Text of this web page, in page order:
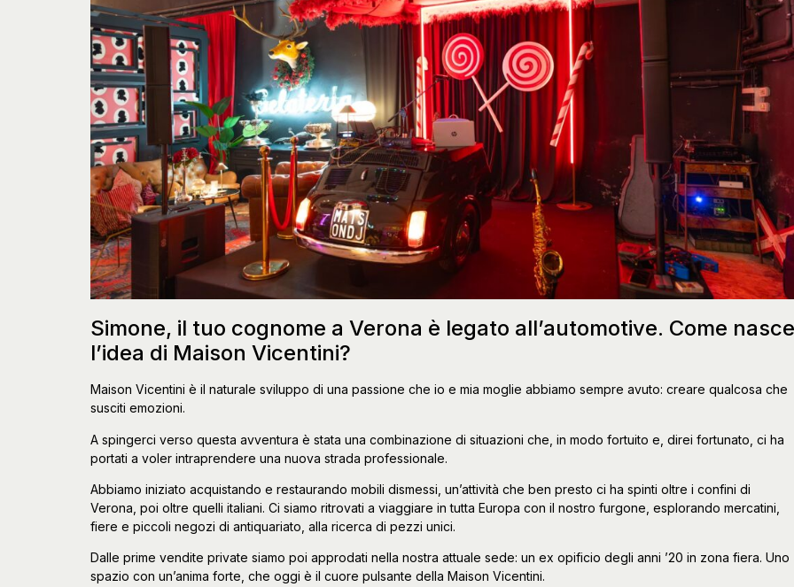
Simone, il tuo cognome a Verona è legato all’automotive. Come nasce
l’idea di Maison Vicentini?
Maison Vicentini è il naturale sviluppo di una passione che io e mia moglie abbiamo sempre avuto: creare qualcosa che
susciti emozioni.
A spingerci verso questa avventura è stata una combinazione di situazioni che, in modo fortuito e, direi fortunato, ci ha
portati a voler intraprendere una nuova strada professionale.
Abbiamo iniziato acquistando e restaurando mobili dismessi, un’attività che ben presto ci ha spinti oltre i confini di
Verona, poi oltre quelli italiani. Ci siamo ritrovati a viaggiare in tutta Europa con il nostro furgone, esplorando mercatini,
fiere e piccoli negozi di antiquariato, alla ricerca di pezzi unici.
Dalle prime vendite private siamo poi approdati nella nostra attuale sede: un ex opificio degli anni ’20 in zona fiera. Uno
spazio con un’anima forte, che oggi è il cuore pulsante della Maison Vicentini.